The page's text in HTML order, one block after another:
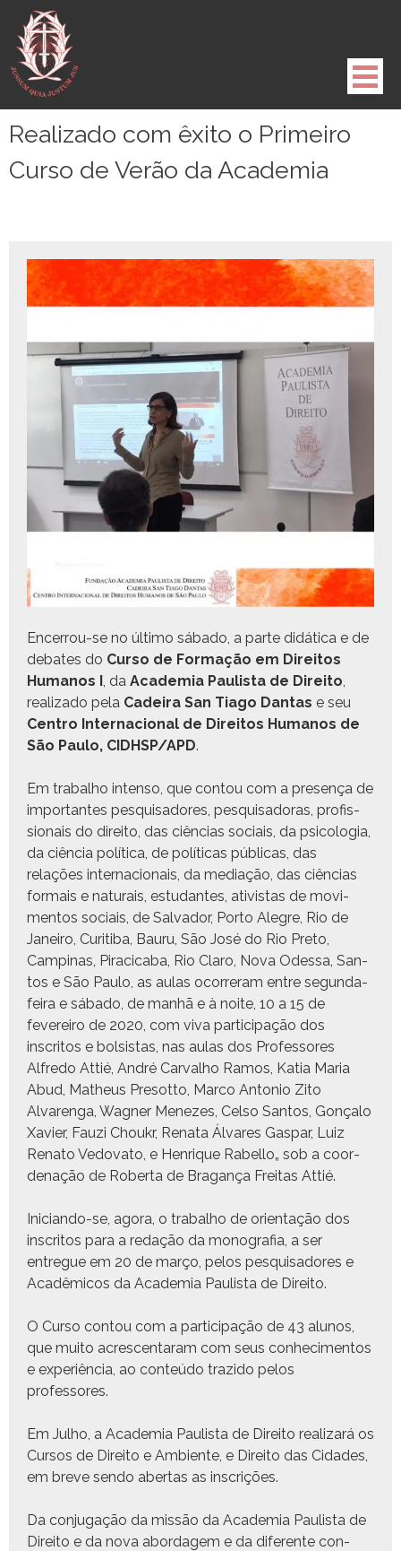
para
conteúdo
Realizado com êxito o Primeiro
Curso de Verão da Academia
Encer­rou-se no últi­mo sába­do, a parte didáti­ca e de
debates do Cur­so de For­mação em Dire­itos
Humanos I, da Acad­e­mia Paulista de Dire­ito,
real­iza­do pela Cadeira San Tia­go Dan­tas e seu
Cen­tro Inter­na­cional de Dire­itos Humanos de
São Paulo, CIDHSP/APD.
Em tra­bal­ho inten­so, que con­tou com a pre­sença de
impor­tantes pesquisadores, pesquisado­ras, profis­
sion­ais do dire­ito, das ciên­cias soci­ais, da psi­colo­gia,
da ciên­cia políti­ca, de políti­cas públi­cas, das
relações inter­na­cionais, da medi­ação, das ciên­cias
for­mais e nat­u­rais, estu­dantes, ativis­tas de movi­
men­tos soci­ais, de Sal­vador, Por­to Ale­gre, Rio de
Janeiro, Curiti­ba, Bau­ru, São José do Rio Pre­to,
Camp­inas, Piraci­ca­ba, Rio Claro, Nova Odessa, San­
tos e São Paulo, as aulas ocor­reram entre segun­da-
feira e sába­do, de man­hã e à noite, 10 a 15 de
fevereiro de 2020, com viva par­tic­i­pação dos
inscritos e bol­sis­tas, nas aulas dos Pro­fes­sores
Alfre­do Attié, André Car­val­ho Ramos, Katia Maria
Abud, Matheus Pre­sot­to, Mar­co Anto­nio Zito
Alvaren­ga, Wag­n­er Menezes, Cel­so San­tos, Gonça­lo
Xavier, Fauzi Choukr, Rena­ta Álvares Gas­par, Luiz
Rena­to Vedova­to, e Hen­rique Rabel­lo„ sob a coor­
de­nação de Rober­ta de Bra­gança Fre­itas Attié.
Ini­cian­do-se, ago­ra, o tra­bal­ho de ori­en­tação dos
inscritos para a redação da mono­grafia, a ser
entregue em 20 de março, pelos pesquisadores e
Acadêmi­cos da Acad­e­mia Paulista de Direito.
O Cur­so con­tou com a par­tic­i­pação de 43 alunos,
que muito acres­cen­taram com seus con­hec­i­men­tos
e exper­iên­cia, ao con­teú­do trazi­do pelos
professores.
Em Jul­ho, a Acad­e­mia Paulista de Dire­ito realizará os
Cur­sos de Dire­ito e Ambi­ente, e Dire­ito das Cidades,
em breve sendo aber­tas as inscrições.
Da con­ju­gação da mis­são da Acad­e­mia Paulista de
Dire­ito e da nova abor­dagem e da difer­ente con­